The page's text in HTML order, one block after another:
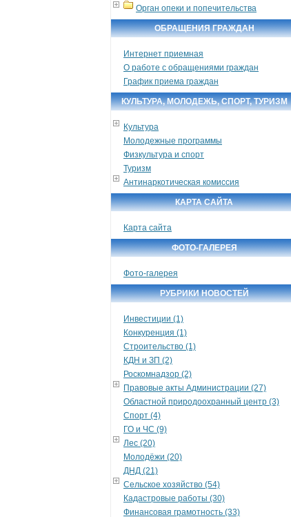
Орган опеки и попечительства
ОБРАЩЕНИЯ ГРАЖДАН
Интернет приемная
О работе с обращениями граждан
График приема граждан
КУЛЬТУРА, МОЛОДЕЖЬ, СПОРТ, ТУРИЗМ
Культура
Молодежные программы
Физкультура и спорт
Туризм
Антинаркотическая комиссия
КАРТА САЙТА
Карта сайта
ФОТО-ГАЛЕРЕЯ
Фото-галерея
РУБРИКИ НОВОСТЕЙ
Инвестиции (1)
Конкуренция (1)
Строительство (1)
КДН и ЗП (2)
Роскомнадзор (2)
Правовые акты Администрации (27)
Областной природоохранный центр (3)
Спорт (4)
ГО и ЧС (9)
Лес (20)
Молодёжи (20)
ДНД (21)
Сельское хозяйство (54)
Кадастровые работы (30)
Финансовая грамотность (33)